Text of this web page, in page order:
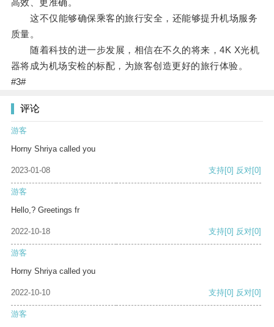
高效、更准确。
这不仅能够确保乘客的旅行安全，还能够提升机场服务
质量。
随着科技的进一步发展，相信在不久的将来，4K X光机
器将成为机场安检的标配，为旅客创造更好的旅行体验。
#3#
评论
游客
Horny Shriya called you
2023-01-08 支持[0] 反对[0]
游客
Hello,? Greetings fr
2022-10-18 支持[0] 反对[0]
游客
Horny Shriya called you
2022-10-10 支持[0] 反对[0]
游客